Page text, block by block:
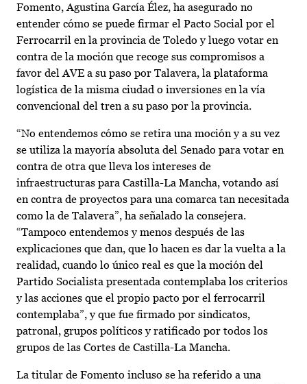
Fomento, Agustina García Élez, ha asegurado no
entender cómo se puede firmar el Pacto Social por el
Ferrocarril en la provincia de Toledo y luego votar en
contra de la moción que recoge sus compromisos a
favor del AVE a su paso por Talavera, la plataforma
logística de la misma ciudad o inversiones en la vía
convencional del tren a su paso por la provincia.
“No entendemos cómo se retira una moción y a su vez
se utiliza la mayoría absoluta del Senado para votar en
contra de otra que lleva los intereses de
infraestructuras para Castilla-La Mancha, votando así
en contra de proyectos para una comarca tan necesitada
como la de Talavera”, ha señalado la consejera.
“Tampoco entendemos y menos después de las
explicaciones que dan, que lo hacen es dar la vuelta a la
realidad, cuando lo único real es que la moción del
Partido Socialista presentada contemplaba los criterios
y las acciones que el propio pacto por el ferrocarril
contemplaba”, y que fue firmado por sindicatos,
patronal, grupos políticos y ratificado por todos los
grupos de las Cortes de Castilla-La Mancha.
La titular de Fomento incluso se ha referido a una